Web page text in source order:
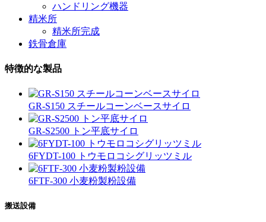
ハンドリング機器
精米所
精米所完成
鉄骨倉庫
特徴的な製品
GR-S150 スチールコーンベースサイロ
GR-S2500 トン平底サイロ
6FYDT-100 トウモロコシグリッツミル
6FTF-300 小麦粉製粉設備
搬送設備